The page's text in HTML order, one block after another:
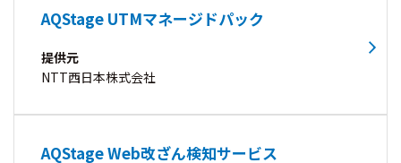
AQStage UTMマネージドパック
提供元
NTT西日本株式会社
AQStage Web改ざん検知サービス